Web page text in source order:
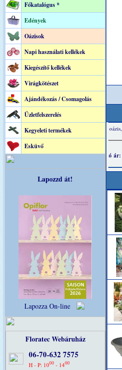
Főkatalógus *
Edények
Oázisok
Napi használati kellékek
Kiegészítő kellékek
Virágkötészet
Ajándékozás / Csomagolás
Üzletfelszerelés
Kegyeleti termékek
Esküvő
Lapozzd át!
Lapozza On-line
Floratec Webáruház
06-70-632 7575
H - P: 1000- 1400